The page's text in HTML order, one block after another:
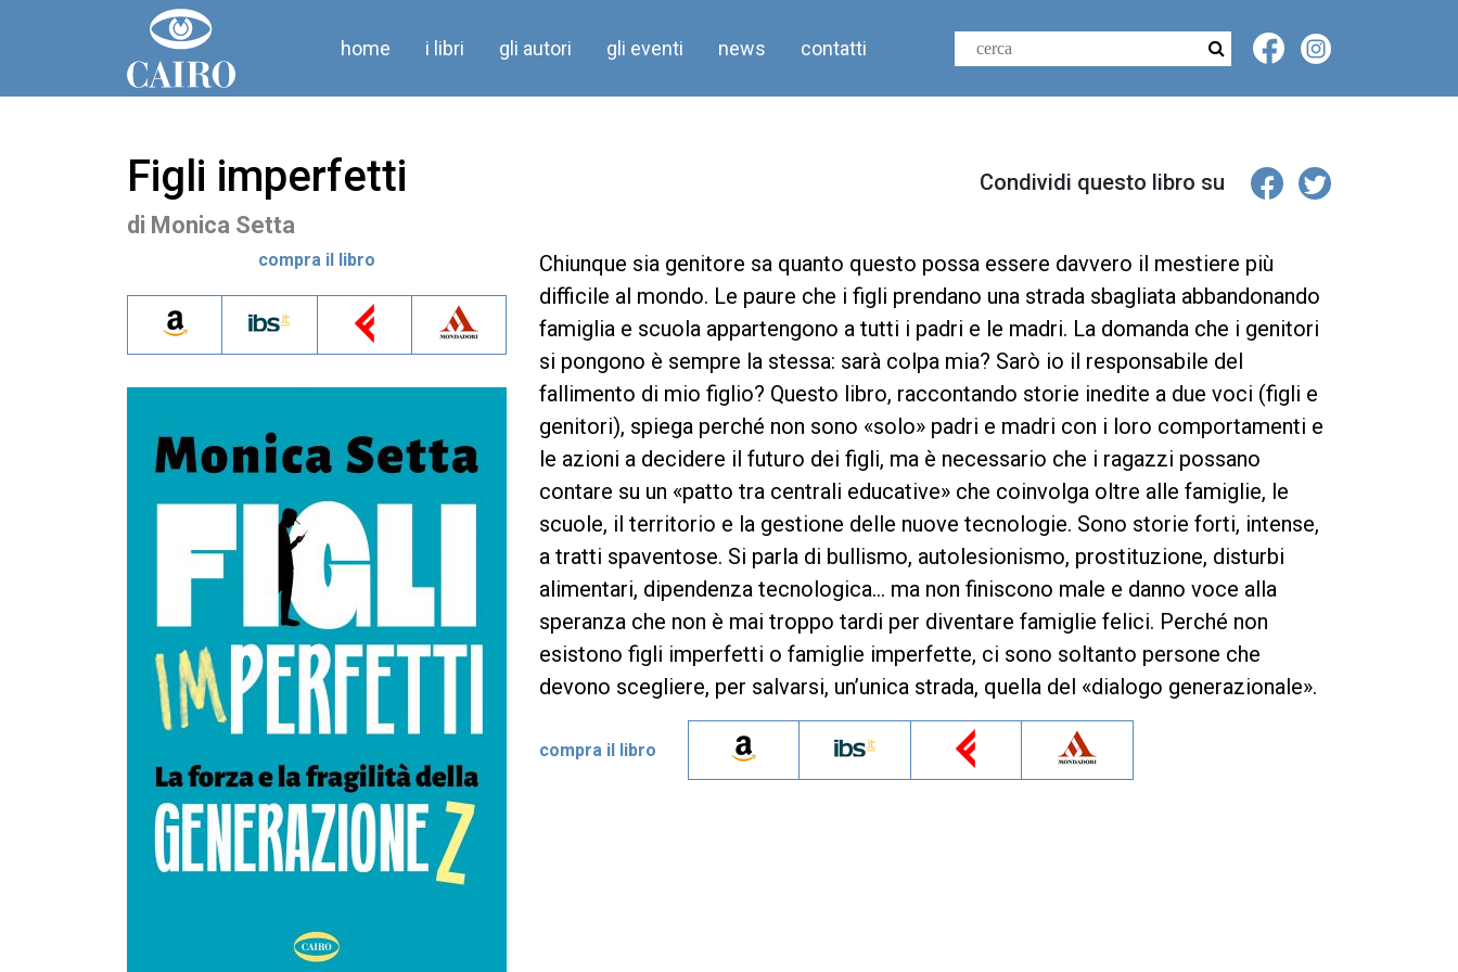
home i libri gli autori gli eventi news contatti
Figli imperfetti
di Monica Setta
Condividi questo libro su
compra il libro
Chiunque sia genitore sa quanto questo possa essere davvero il mestiere più
difficile al mondo. Le paure che i figli prendano una strada sbagliata abbandonando
famiglia e scuola appartengono a tutti i padri e le madri. La domanda che i genitori
si pongono è sempre la stessa: sarà colpa mia? Sarò io il responsabile del
fallimento di mio figlio? Questo libro, raccontando storie inedite a due voci (figli e
genitori), spiega perché non sono «solo» padri e madri con i loro comportamenti e
le azioni a decidere il futuro dei figli, ma è necessario che i ragazzi possano
contare su un «patto tra centrali educative» che coinvolga oltre alle famiglie, le
scuole, il territorio e la gestione delle nuove tecnologie. Sono storie forti, intense,
a tratti spaventose. Si parla di bullismo, autolesionismo, prostituzione, disturbi
alimentari, dipendenza tecnologica… ma non finiscono male e danno voce alla
speranza che non è mai troppo tardi per diventare famiglie felici. Perché non
esistono figli imperfetti o famiglie imperfette, ci sono soltanto persone che
devono scegliere, per salvarsi, un’unica strada, quella del «dialogo generazionale».
compra il libro